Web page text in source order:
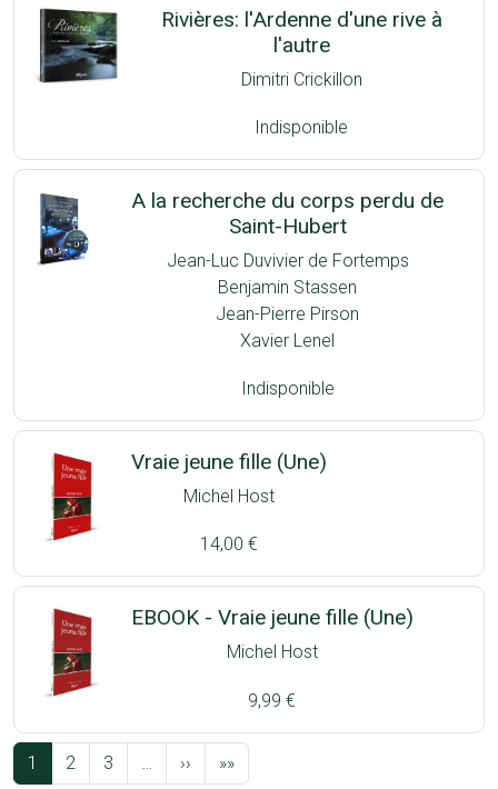
Rivières: l'Ardenne d'une rive à
l'autre
Dimitri Crickillon
Indisponible
A la recherche du corps perdu de
Saint-Hubert
Jean-Luc Duvivier de Fortemps
Benjamin Stassen
Jean-Pierre Pirson
Xavier Lenel
Indisponible
Vraie jeune fille (Une)
Michel Host
14,00 €
EBOOK - Vraie jeune fille (Une)
Michel Host
9,99 €
Pagination
1 2 3 ›› Page suivante
»»Dernière page